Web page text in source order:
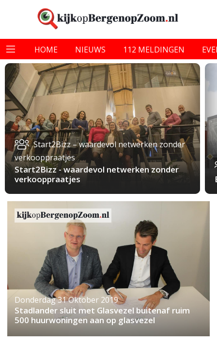
HOME NIEUWS 112 MELDINGEN
Start2Bizz – waardevol netwerken zonder
verkooppraatjes
Start2Bizz - waardevol netwerken zonder
verkooppraatjes
Donderdag 31 Oktober 2019
Stadlander sluit met Glasvezel buitenaf ruim
500 huurwoningen aan op glasvezel